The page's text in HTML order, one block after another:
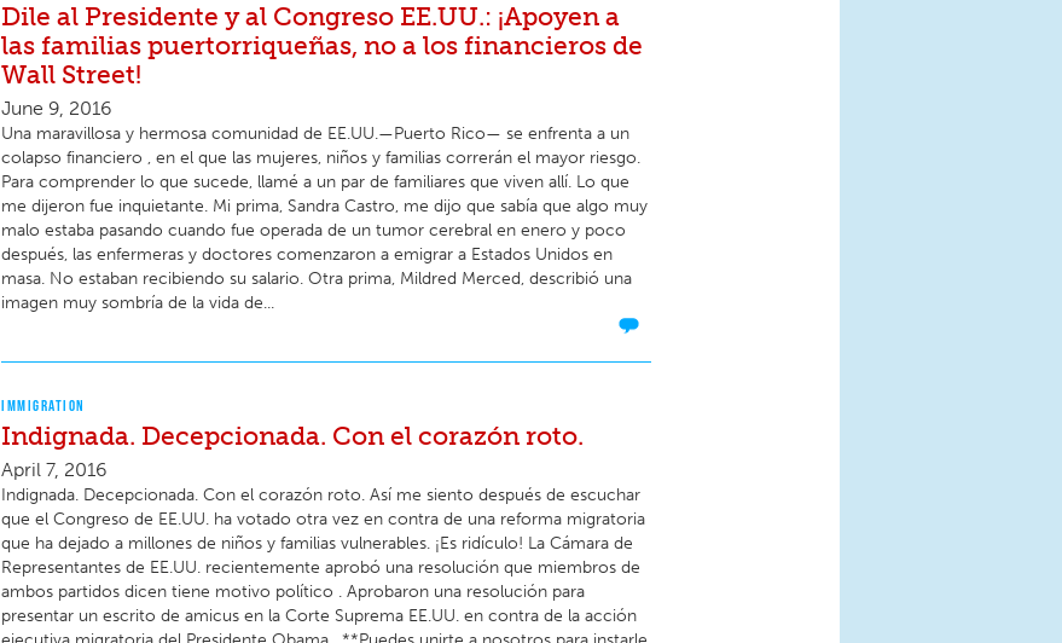
Dile al Presidente y al Congreso EE.UU.: ¡Apoyen a
las familias puertorriqueñas, no a los financieros de
Wall Street!
June 9, 2016
Una maravillosa y hermosa comunidad de EE.UU.—Puerto Rico— se enfrenta a un
colapso financiero , en el que las mujeres, niños y familias correrán el mayor riesgo.
Para comprender lo que sucede, llamé a un par de familiares que viven allí. Lo que
me dijeron fue inquietante. Mi prima, Sandra Castro, me dijo que sabía que algo muy
malo estaba pasando cuando fue operada de un tumor cerebral en enero y poco
después, las enfermeras y doctores comenzaron a emigrar a Estados Unidos en
masa. No estaban recibiendo su salario. Otra prima, Mildred Merced, describió una
imagen muy sombría de la vida de...
IMMIGRATION
Indignada. Decepcionada. Con el corazón roto.
April 7, 2016
Indignada. Decepcionada. Con el corazón roto. Así me siento después de escuchar
que el Congreso de EE.UU. ha votado otra vez en contra de una reforma migratoria
que ha dejado a millones de niños y familias vulnerables. ¡Es ridículo! La Cámara de
Representantes de EE.UU. recientemente aprobó una resolución que miembros de
ambos partidos dicen tiene motivo político . Aprobaron una resolución para
presentar un escrito de amicus en la Corte Suprema EE.UU. en contra de la acción